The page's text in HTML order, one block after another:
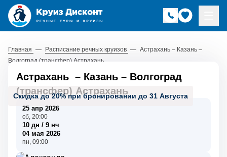
Главная — Расписание речных круизов — Астрахань – Казань –
Волгоград (трансфер) Астрахань
Скидка до 20% при бронировании до 31 Августа
Астрахань – Казань – Волгоград
(трансфер) Астрахань
25 апр 2026
сб, 20:00
10 дн / 9 нч
04 мая 2026
пн, 09:00